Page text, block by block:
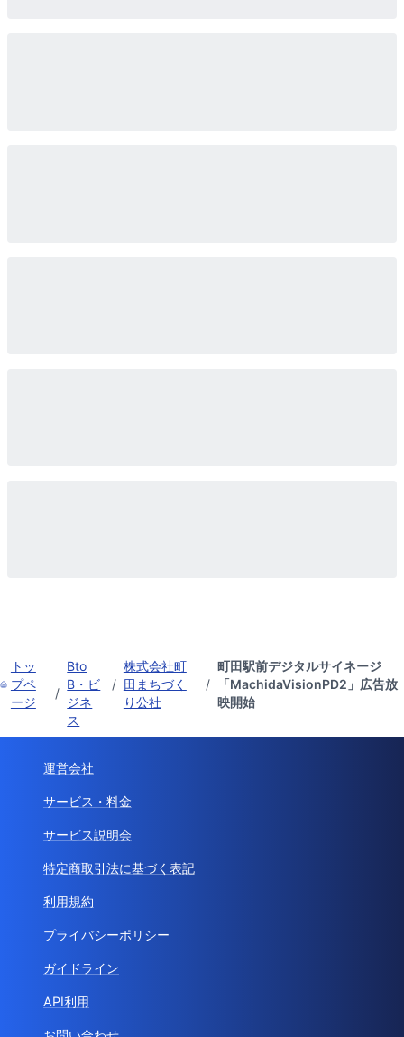
トッ
プペ
ージ
/
Bto
B・ビ
ジネ
ス
/
株式会社町
田まちづく
り公社
/
町田駅前デジタルサイネージ
「MachidaVisionPD2」広告放
映開始
運営会社
サービス・料金
サービス説明会
特定商取引法に基づく表記
利用規約
プライバシーポリシー
ガイドライン
API利用